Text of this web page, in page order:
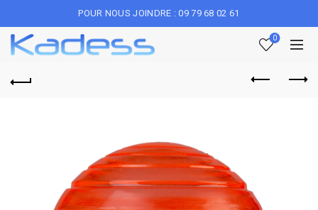
POUR NOUS JOINDRE : 09 79 68 02 61
0